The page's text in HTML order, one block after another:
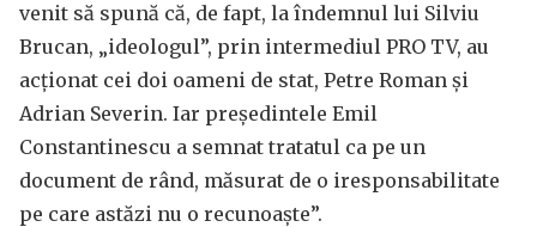
venit să spună că, de fapt, la îndemnul lui Silviu
Brucan, „ideologul”, prin intermediul PRO TV, au
acționat cei doi oameni de stat, Petre Roman și
Adrian Severin. Iar președintele Emil
Constantinescu a semnat tratatul ca pe un
document de rând, măsurat de o iresponsabilitate
pe care astăzi nu o recunoaște”.